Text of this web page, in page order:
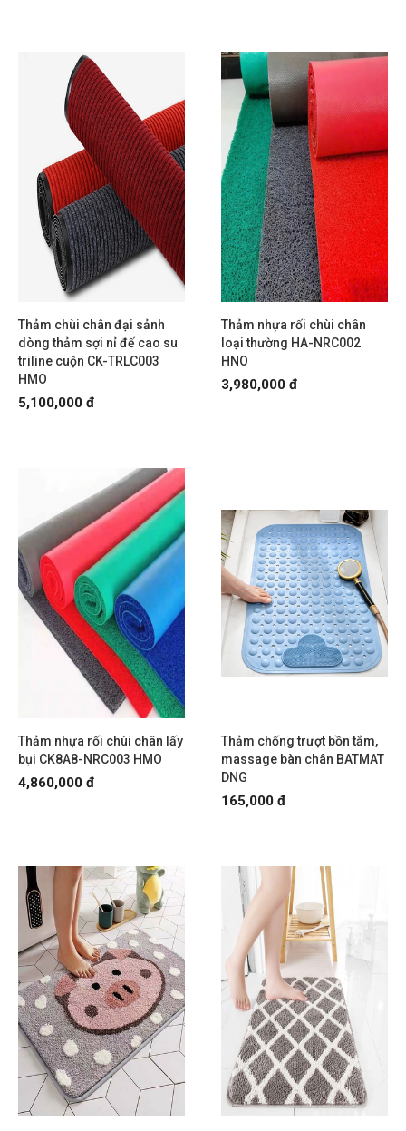
Thảm chùi chân đại sảnh
dòng thảm sợi nỉ đế cao su
triline cuộn CK-TRLC003
HMO
5,100,000 đ
Thảm nhựa rối chùi chân
loại thường HA-NRC002
HNO
3,980,000 đ
Thảm nhựa rối chùi chân lấy
bụi CK8A8-NRC003 HMO
4,860,000 đ
Thảm chống trượt bồn tắm,
massage bàn chân BATMAT
DNG
165,000 đ